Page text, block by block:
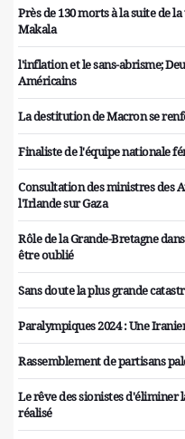
Près de 130 morts à la suite de
Makala
l'inflation et le sans-abrisme;
Américains
La destitution de Macron se
Finaliste de l'équipe nationale
Consultation des ministres des
l'Irlande sur Gaza
Rôle de la Grande-Bretagne
être oublié
Sans doute la plus grande
Paralympiques 2024 : Une
Rassemblement de partisans
Le rêve des sionistes d'éliminer
réalisé